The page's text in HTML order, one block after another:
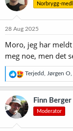
j
o
e
:
Norbrygg-
28 Aug 2025
Moro, jeg har
meg noe, men det
R
e
a
s
j
n
Terjedd Jørgen O
Finn Berger
Moderator